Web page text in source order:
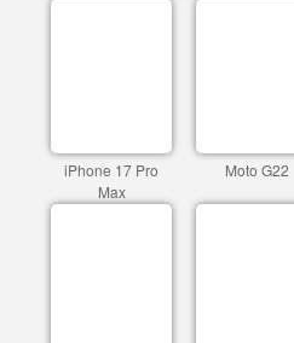
iPhone 17 Pro
Max
Moto G22